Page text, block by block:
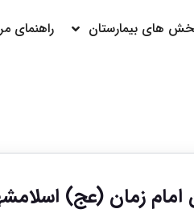
های بیمارستان راهنمای
امام زمان (عج)